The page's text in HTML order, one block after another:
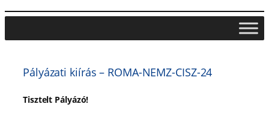
Pályázati kiírás – ROMA-NEMZ-CISZ-24
Tisztelt Pályázó!